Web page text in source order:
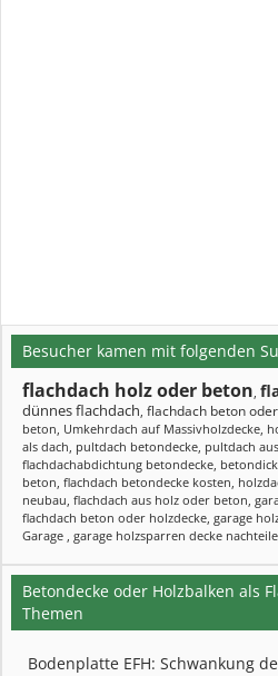
Besucher kamen mit folgenden
flachdach holz oder beton,
dünnes flachdach, flachdach beton
beton, Umkehrdach auf Massivholzdecke,
als dach, pultdach betondecke, pultdach
flachdachabdichtung betondecke,
beton, flachdach betondecke kosten,
neubau, flachdach aus holz oder beton,
flachdach beton oder holzdecke, garage
Garage , garage holzsparren decke nachteile
Betondecke oder Holzbalken als
Themen
Bodenplatte EFH: Schwankung